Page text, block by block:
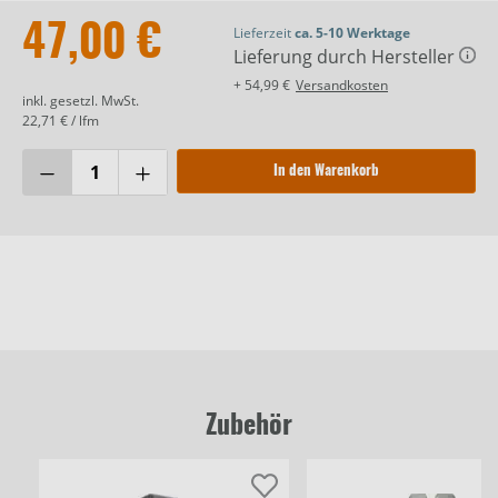
47,00 €
inkl. gesetzl. MwSt.
22,71 € / lfm
Lieferzeitca. 5-10 Werktage
Lieferung durch Hersteller
+ 54,99 € Versandkosten
In den Warenkorb
Zubehör